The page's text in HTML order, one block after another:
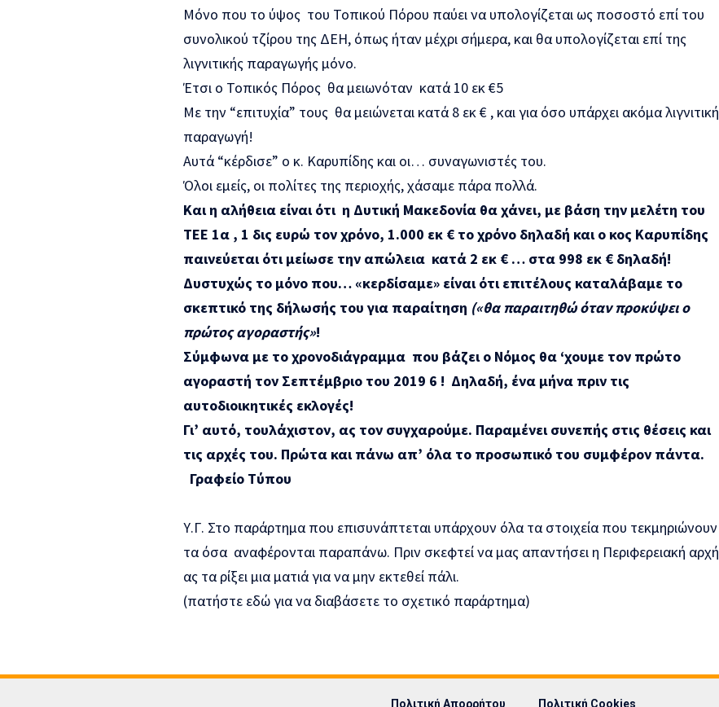
Μόνο που το ύψος του Τοπικού Πόρου παύει να υπολογίζεται ως ποσοστό επί του
συνολικού τζίρου της ΔΕΗ, όπως ήταν μέχρι σήμερα, και θα υπολογίζεται επί της
λιγνιτικής παραγωγής μόνο.
Έτσι ο Τοπικός Πόρος θα μειωνόταν κατά 10 εκ €5
Με την “επιτυχία” τους θα μειώνεται κατά 8 εκ € , και για όσο υπάρχει ακόμα λιγνιτική
παραγωγή!
Αυτά “κέρδισε” ο κ. Καρυπίδης και οι… συναγωνιστές του.
Όλοι εμείς, οι πολίτες της περιοχής, χάσαμε πάρα πολλά.
Και η αλήθεια είναι ότι η Δυτική Μακεδονία θα χάνει, με βάση την μελέτη του
ΤΕΕ 1α , 1 δις ευρώ τον χρόνο, 1.000 εκ € το χρόνο δηλαδή και ο κος Καρυπίδης
παινεύεται ότι μείωσε την απώλεια κατά 2 εκ € … στα 998 εκ € δηλαδή!
Δυστυχώς το μόνο που… «κερδίσαμε» είναι ότι επιτέλους καταλάβαμε το
σκεπτικό της δήλωσής του για παραίτηση («θα παραιτηθώ όταν προκύψει ο
πρώτος αγοραστής»!
Σύμφωνα με το χρονοδιάγραμμα που βάζει ο Νόμος θα ‘χουμε τον πρώτο
αγοραστή τον Σεπτέμβριο του 2019 6 ! Δηλαδή, ένα μήνα πριν τις
αυτοδιοικητικές εκλογές!
Γι’ αυτό, τουλάχιστον, ας τον συγχαρούμε. Παραμένει συνεπής στις θέσεις και
τις αρχές του. Πρώτα και πάνω απ’ όλα το προσωπικό του συμφέρον πάντα.
Γραφείο Τύπου
Υ.Γ. Στο παράρτημα που επισυνάπτεται υπάρχουν όλα τα στοιχεία που τεκμηριώνουν
τα όσα αναφέρονται παραπάνω. Πριν σκεφτεί να μας απαντήσει η Περιφερειακή αρχή
ας τα ρίξει μια ματιά για να μην εκτεθεί πάλι.
(πατήστε εδώ για να διαβάσετε το σχετικό παράρτημα)
Πολιτική Απορρήτου Πολιτική Cookies